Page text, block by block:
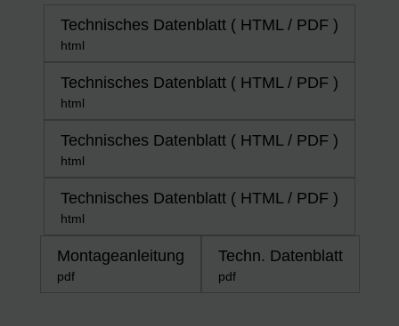
Technisches Datenblatt ( HTML / PDF )
html
Technisches Datenblatt ( HTML / PDF )
html
Technisches Datenblatt ( HTML / PDF )
html
Technisches Datenblatt ( HTML / PDF )
html
Montageanleitung
pdf
Techn. Datenblatt
pdf